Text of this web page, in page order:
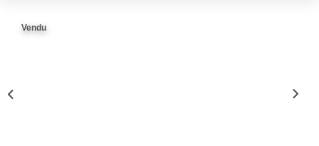
Vendu